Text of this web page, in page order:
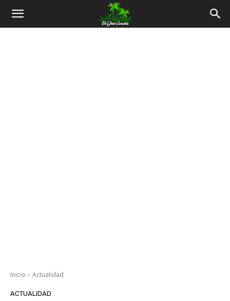
Inicio Actualidad
ACTUALIDAD